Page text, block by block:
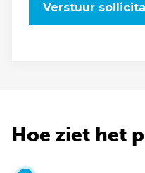
Verstuur
Hoe ziet het